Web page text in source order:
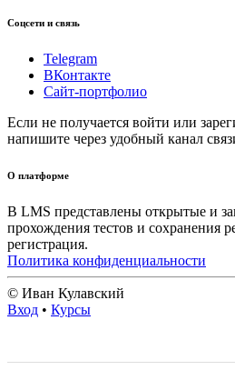
Соцсети и связь
Telegram
ВКонтакте
Сайт-портфолио
Если не получается войти или
напишите через удобный канал
О платформе
В LMS представлены открытые и
прохождения тестов и сохранения
регистрация.
Политика конфиденциальности
© Иван Кулавский
Вход • Курсы